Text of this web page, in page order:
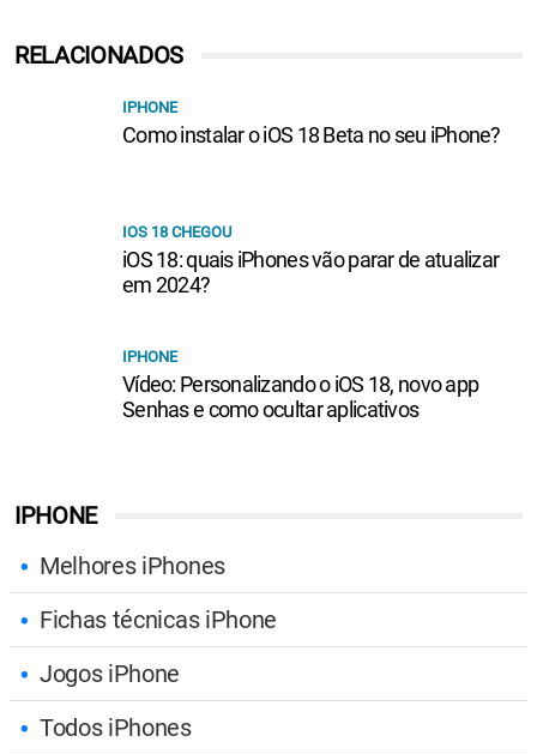
IPHONE
Melhores iPhones
Fichas técnicas iPhone
Jogos iPhone
Todos iPhones
RELACIONADOS
IPHONE
Como instalar o iOS 18 Beta no seu iPhone?
IOS 18 CHEGOU
iOS 18: quais iPhones vão parar de atualizar
em 2024?
IPHONE
Vídeo: Personalizando o iOS 18, novo app
Senhas e como ocultar aplicativos